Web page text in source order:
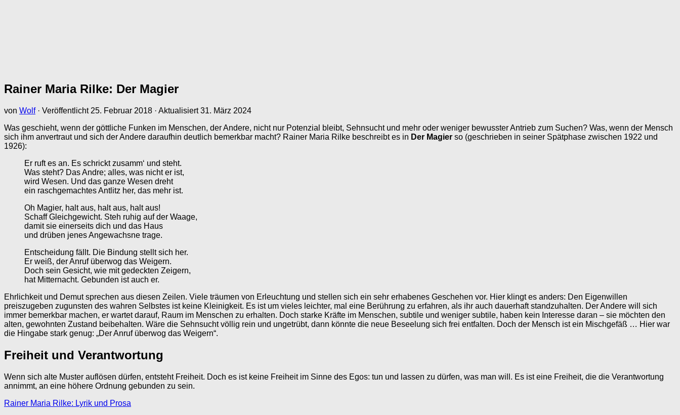
Rainer Maria Rilke: Der Magier
von Wolf · Veröffentlicht 25. Februar 2018 · Aktualisiert31. März 2024
Was geschieht, wenn der göttliche Funken im Menschen, der Andere, nicht nur Potenzial bleibt, Sehnsucht und mehr oder weniger bewusster Antrieb zum Suchen? Was, wenn der Mensch
sich ihm anvertraut und sich der Andere daraufhin deutlich bemerkbar macht? Rainer Maria Rilke beschreibt es in Der Magier so (geschrieben in seiner Spätphase zwischen 1922 und
1926):
Er ruft es an. Es schrickt zusamm‘ und steht.
Was steht? Das Andre; alles, was nicht er ist,
wird Wesen. Und das ganze Wesen dreht
ein raschgemachtes Antlitz her, das mehr ist.
Oh Magier, halt aus, halt aus, halt aus!
Schaff Gleichgewicht. Steh ruhig auf der Waage,
damit sie einerseits dich und das Haus
und drüben jenes Angewachsne trage.
Entscheidung fällt. Die Bindung stellt sich her.
Er weiß, der Anruf überwog das Weigern.
Doch sein Gesicht, wie mit gedeckten Zeigern,
hat Mitternacht. Gebunden ist auch er.
Ehrlichkeit und Demut sprechen aus diesen Zeilen. Viele träumen von Erleuchtung und stellen sich ein sehr erhabenes Geschehen vor. Hier klingt es anders: Den Eigenwillen
preiszugeben zugunsten des wahren Selbstes ist keine Kleinigkeit. Es ist um vieles leichter, mal eine Berührung zu erfahren, als ihr auch dauerhaft standzuhalten. Der Andere will sich
immer bemerkbar machen, er wartet darauf, Raum im Menschen zu erhalten. Doch starke Kräfte im Menschen, subtile und weniger subtile, haben kein Interesse daran – sie möchten den
alten, gewohnten Zustand beibehalten. Wäre die Sehnsucht völlig rein und ungetrübt, dann könnte die neue Beseelung sich frei entfalten. Doch der Mensch ist ein Mischgefäß … Hier war
die Hingabe stark genug: „Der Anruf überwog das Weigern“.
Freiheit und Verantwortung
Wenn sich alte Muster auflösen dürfen, entsteht Freiheit. Doch es ist keine Freiheit im Sinne des Egos: tun und lassen zu dürfen, was man will. Es ist eine Freiheit, die die Verantwortung
annimmt, an eine höhere Ordnung gebunden zu sein.
Rainer Maria Rilke: Lyrik und Prosa